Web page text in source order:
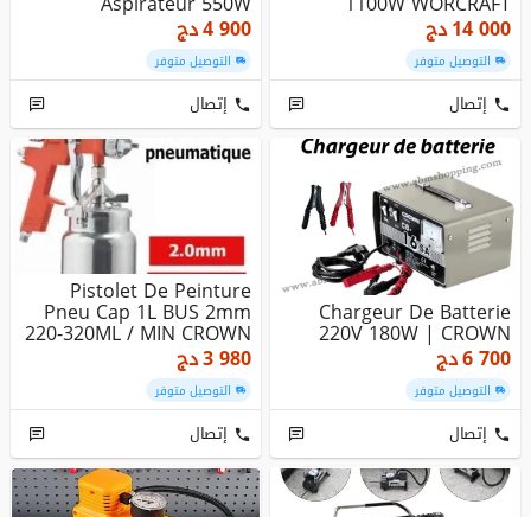
PAC11-180
14 000دج
التوصيل متوفر
إتصال
4 900دج
التوصيل متوفر
إتصال
Chargeur De Batterie
220V 180W | CROWN
6 700دج
التوصيل متوفر
إتصال
Pistolet De Peinture
Pneu Cap 1L BUS 2mm
220-320ML / MIN CROWN
3 980دج
التوصيل متوفر
إتصال